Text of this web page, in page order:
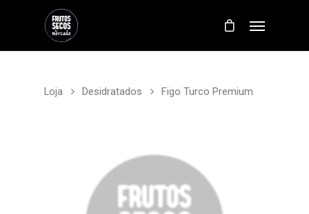
Loja Desidratados Figo Turco Premium